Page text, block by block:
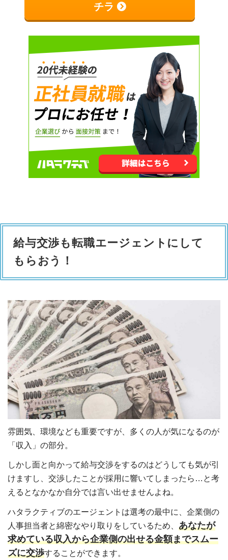
チラ
給与交渉も転職エージェントにして
もらおう！
雰囲気、環境なども重要ですが、多くの人が気になるのが
「収入」の部分。
しかし面と向かって給与交渉をするのはどうしても気が引
けますし、交渉したことが採用に響いてしまったら…と考
えるとなかなか自分では言い出せませんよね。
ハタラクティブのエージェントは選考の最中に、企業側の
人事担当者と綿密なやり取りをしているため、 あなたが
求めている収入から企業側の出せる金額までスムー
ズに交渉することができます。